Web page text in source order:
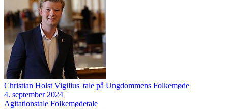
Christian Holst Vigilius' tale på Ungdommens Folkemøde
4. september 2024
Agitationstale Folkemødetale